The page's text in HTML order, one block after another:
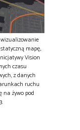
mapę,
Vision
czasu
z danych
ruchu
na żywo pod